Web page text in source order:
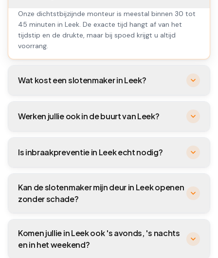
Onze dichtstbijzijnde monteur is meestal binnen 30 tot
45 minuten in Leek. De exacte tijd hangt af van het
tijdstip en de drukte, maar bij spoed krijgt u altijd
voorrang.
Wat kost een slotenmaker in Leek?
Werken jullie ook in de buurt van Leek?
Is inbraakpreventie in Leek echt nodig?
Kan de slotenmaker mijn deur in Leek openen
zonder schade?
Komen jullie in Leek ook 's avonds, 's nachts
en in het weekend?